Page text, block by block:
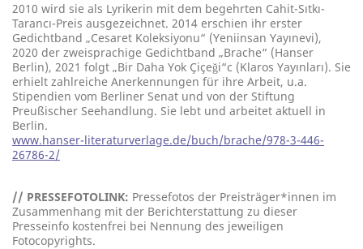
2010 wird sie als Lyrikerin mit dem begehrten Cahit-Sıtkı-
Tarancı-Preis ausgezeichnet. 2014 erschien ihr erster
Gedichtband „Cesaret Koleksiyonu“ (Yeniinsan Yayınevi),
2020 der zweisprachige Gedichtband „Brache“ (Hanser
Berlin), 2021 folgt „Bir Daha Yok Çiçeği“c (Klaros Yayınları). Sie
erhielt zahlreiche Anerkennungen für ihre Arbeit, u.a.
Stipendien vom Berliner Senat und von der Stiftung
Preußischer Seehandlung. Sie lebt und arbeitet aktuell in
Berlin.
www.hanser-literaturverlage.de/buch/brache/978-3-446-
26786-2/
// PRESSEFOTOLINK: Pressefotos der Preisträger*innen im
Zusammenhang mit der Berichterstattung zu dieser
Presseinfo kostenfrei bei Nennung des jeweiligen
Fotocopyrights.